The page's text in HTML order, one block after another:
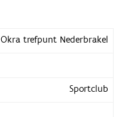
Okra trefpunt Nederbrakel
Sportclub